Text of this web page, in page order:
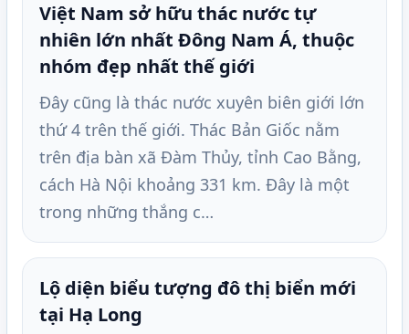
Việt Nam sở hữu thác nước tự
nhiên lớn nhất Đông Nam Á, thuộc
nhóm đẹp nhất thế giới
Đây cũng là thác nước xuyên biên giới lớn
thứ 4 trên thế giới. Thác Bản Giốc nằm
trên địa bàn xã Đàm Thủy, tỉnh Cao Bằng,
cách Hà Nội khoảng 331 km. Đây là một
trong những thắng c…
Lộ diện biểu tượng đô thị biển mới
tại Hạ Long